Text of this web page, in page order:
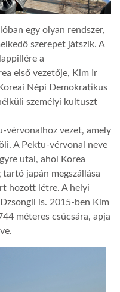
egy olyan rendszer,
szerepet játszik. A
a
első vezetője, Kim Ir
Népi Demokratikus
személyi kultuszt
vérvonalhoz vezet, amely
A Pektu-vérvonal neve
utal, ahol Korea
japán megszállása
hozott létre. A helyi
is. 2015-ben Kim
méteres csúcsára, apja